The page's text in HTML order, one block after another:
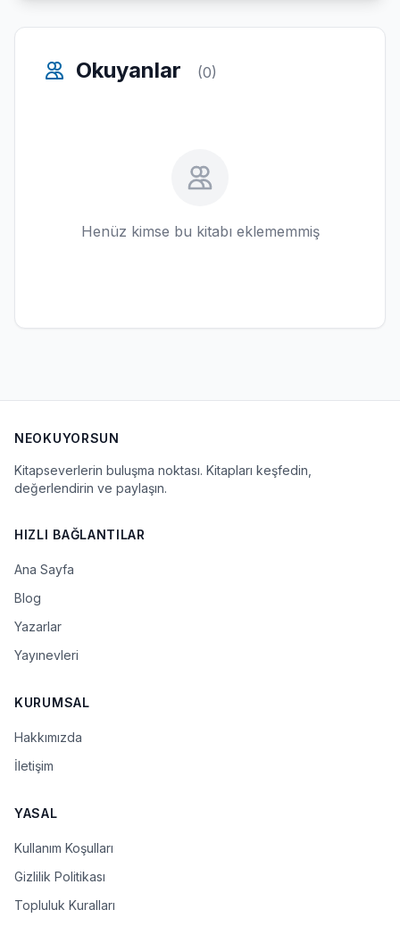
Okuyanlar (0)
Henüz kimse bu kitabı eklememmiş
NEOKUYORSUN
Kitapseverlerin buluşma noktası. Kitapları keşfedin,
değerlendirin ve paylaşın.
HIZLI BAĞLANTILAR
Ana Sayfa
Blog
Yazarlar
Yayınevleri
KURUMSAL
Hakkımızda
İletişim
YASAL
Kullanım Koşulları
Gizlilik Politikası
Topluluk Kuralları